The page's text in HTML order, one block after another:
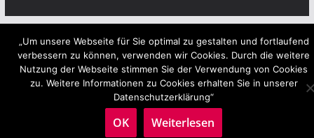
„Um unsere Webseite für Sie optimal zu gestalten und fortlaufend
verbessern zu können, verwenden wir Cookies. Durch die weitere
Nutzung der Webseite stimmen Sie der Verwendung von Cookies
zu. Weitere Informationen zu Cookies erhalten Sie in unserer
Datenschutzerklärung“
OK Weiterlesen